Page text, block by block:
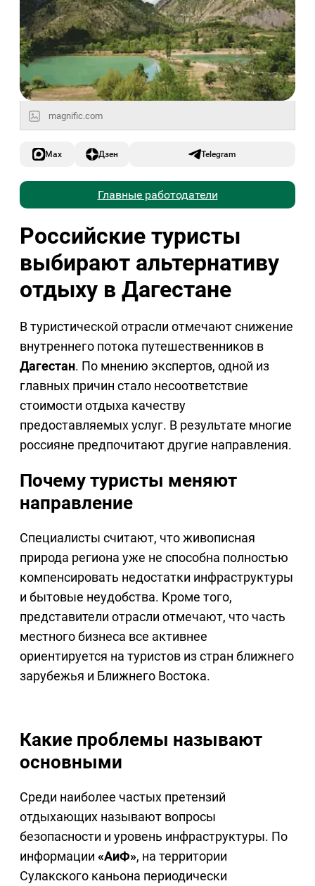
magnific.com
Max Дзен Telegram
Главные работодатели
Российские туристы
выбирают альтернативу
отдыху в Дагестане
В туристической отрасли отмечают снижение
внутреннего потока путешественников в
Дагестан. По мнению экспертов, одной из
главных причин стало несоответствие
стоимости отдыха качеству
предоставляемых услуг. В результате многие
россияне предпочитают другие направления.
Почему туристы меняют
направление
Специалисты считают, что живописная
природа региона уже не способна полностью
компенсировать недостатки инфраструктуры
и бытовые неудобства. Кроме того,
представители отрасли отмечают, что часть
местного бизнеса все активнее
ориентируется на туристов из стран ближнего
зарубежья и Ближнего Востока.
Какие проблемы называют
основными
Среди наиболее частых претензий
отдыхающих называют вопросы
безопасности и уровень инфраструктуры. По
информации «АиФ», на территории
Сулакского каньона периодически